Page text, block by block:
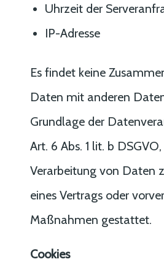
Uhrzeit der
IP-Adresse
Es findet keine
Daten mit anderen
Grundlage der
Art. 6 Abs. 1 lit. b
Verarbeitung von Daten
eines Vertrags oder
Maßnahmen gestattet.
Cookies